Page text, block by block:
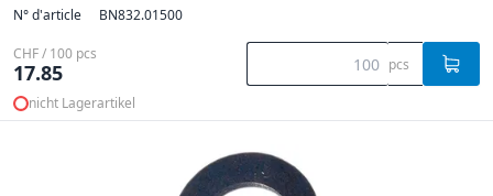
N° d'article BN832.01500
CHF / 100 pcs
17.85 pcs
nicht Lagerartikel